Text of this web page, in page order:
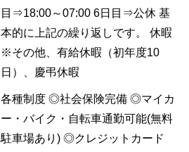
目⇒18:00～07:00 6日目⇒公休 基
本的に上記の繰り返しです。 休暇
※その他、有給休暇（初年度10
日）、慶弔休暇
各種制度 ◎社会保険完備 ◎マイカ
ー・バイク・自転車通勤可能(無料
駐車場あり) ◎クレジットカード